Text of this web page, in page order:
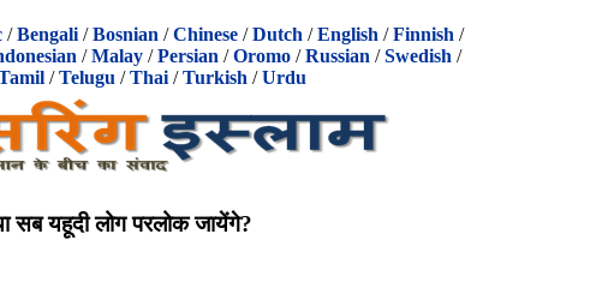
/Bengali /Bosnian /Chinese /Dutch /English /Finnish /
/Malay /Persian /Oromo /Russian /Swedish /
/Telugu /Thai/Turkish /Urdu
सब यहूदी लोग परलोक जायेंगे?